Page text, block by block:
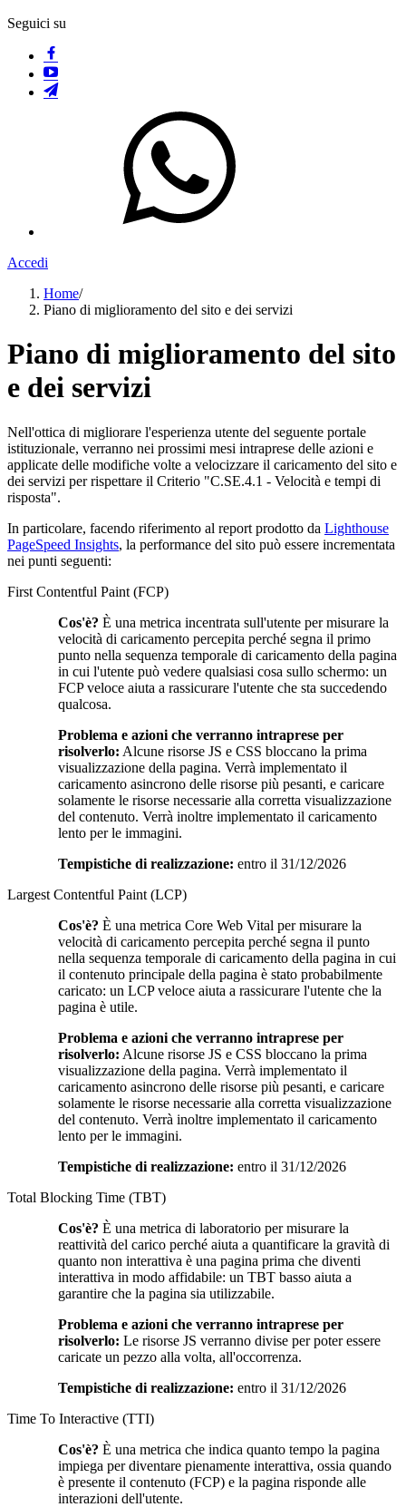
Seguici su
Accedi
Home/
Piano di miglioramento del sito e dei servizi
Piano di miglioramento del sito
e dei servizi
Nell'ottica di migliorare l'esperienza utente del seguente portale
istituzionale, verranno nei prossimi mesi intraprese delle azioni e
applicate delle modifiche volte a velocizzare il caricamento del sito e
dei servizi per rispettare il Criterio "C.SE.4.1 - Velocità e tempi di
risposta".
In particolare, facendo riferimento al report prodotto da Lighthouse
PageSpeed Insights, la performance del sito può essere incrementata
nei punti seguenti:
First Contentful Paint (FCP)
Cos'è? È una metrica incentrata sull'utente per misurare la
velocità di caricamento percepita perché segna il primo
punto nella sequenza temporale di caricamento della pagina
in cui l'utente può vedere qualsiasi cosa sullo schermo: un
FCP veloce aiuta a rassicurare l'utente che sta succedendo
qualcosa.
Problema e azioni che verranno intraprese per
risolverlo: Alcune risorse JS e CSS bloccano la prima
visualizzazione della pagina. Verrà implementato il
caricamento asincrono delle risorse più pesanti, e caricare
solamente le risorse necessarie alla corretta visualizzazione
del contenuto. Verrà inoltre implementato il caricamento
lento per le immagini.
Tempistiche di realizzazione: entro il 31/12/2026
Largest Contentful Paint (LCP)
Cos'è? È una metrica Core Web Vital per misurare la
velocità di caricamento percepita perché segna il punto
nella sequenza temporale di caricamento della pagina in cui
il contenuto principale della pagina è stato probabilmente
caricato: un LCP veloce aiuta a rassicurare l'utente che la
pagina è utile.
Problema e azioni che verranno intraprese per
risolverlo: Alcune risorse JS e CSS bloccano la prima
visualizzazione della pagina. Verrà implementato il
caricamento asincrono delle risorse più pesanti, e caricare
solamente le risorse necessarie alla corretta visualizzazione
del contenuto. Verrà inoltre implementato il caricamento
lento per le immagini.
Tempistiche di realizzazione: entro il 31/12/2026
Total Blocking Time (TBT)
Cos'è? È una metrica di laboratorio per misurare la
reattività del carico perché aiuta a quantificare la gravità di
quanto non interattiva è una pagina prima che diventi
interattiva in modo affidabile: un TBT basso aiuta a
garantire che la pagina sia utilizzabile.
Problema e azioni che verranno intraprese per
risolverlo: Le risorse JS verranno divise per poter essere
caricate un pezzo alla volta, all'occorrenza.
Tempistiche di realizzazione: entro il 31/12/2026
Time To Interactive (TTI)
Cos'è? È una metrica che indica quanto tempo la pagina
impiega per diventare pienamente interattiva, ossia quando
è presente il contenuto (FCP) e la pagina risponde alle
interazioni dell'utente.